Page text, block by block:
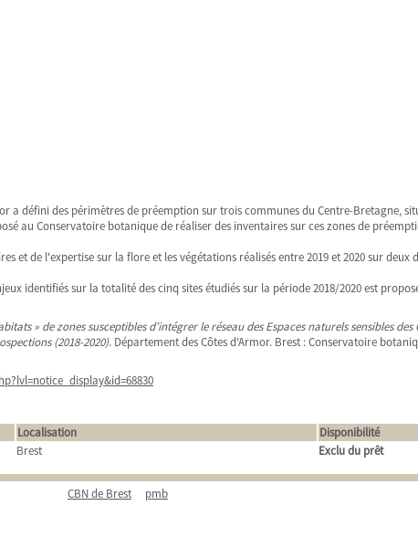
a défini des périmètres de préemption sur trois communes du Centre-Bretagne,
au Conservatoire botanique de réaliser des inventaires sur ces zones de
et de l'expertise sur la flore et les végétations réalisés entre 2019 et 2020 sur deux
identifiés sur la totalité des cinq sites étudiés sur la période 2018/2020 est
» de zones susceptibles d’intégrer le réseau des Espaces naturels sensibles des
(2018-2020). Département des Côtes d'Armor. Brest : Conservatoire
Localisation
Disponibilité
Brest Exclu du prêt
CBN de Brest pmb